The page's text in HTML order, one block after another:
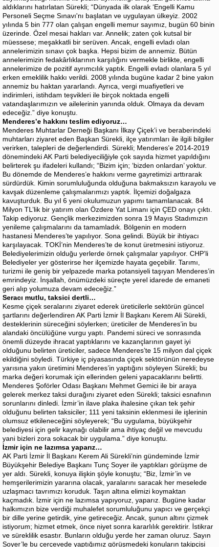
aldıklarını hatırlatan Sürekli; “Dünyada ilk olarak ‘Engelli Kamu
Personeli Seçme Sınavı'nı başlatan ve uygulayan ülkeyiz. 2002
yılında 5 bin 777 olan çalışan engelli memur sayımız, bugün 60 binin
üzerinde. Özel mesai hakları var. Annelik; zaten çok kutsal bir
müessese; meşakkatli bir serüven. Ancak, engelli evladı olan
annelerimizin sınavı çok başka. Hepsi bizim de annemiz. Bütün
annelerimizin fedakârlıklarının karşılığını vermekle birlikte, engelli
annelerimize de pozitif ayrımcılık yaptık. Engelli evladı olanlara 5 yıl
erken emeklilik hakkı verildi. 2008 yılında bugüne kadar 2 bine yakın
annemiz bu haktan yararlandı. Ayrıca, vergi muafiyetleri ve
indirimleri, istihdam teşvikleri ile birçok noktada engelli
vatandaşlarımızın ve ailelerinin yanında olduk. Olmaya da devam
edeceğiz.” diye konuştu.
Menderes’e hakkını teslim ediyoruz…
Menderes Muhtarlar Derneği Başkanı İlkay Çiçek’i ve beraberindeki
muhtarları ziyaret eden Başkan Sürekli, ilçe yatırımları ile ilgili bilgiler
verirken, talepleri de değerlendirdi. Sürekli; Menderes'e 2014-2019
dönemindeki AK Parti belediyeciliğiyle çok sayıda hizmet yapıldığını
belirterek şu ifadeleri kullandı; “Bizim için; ‘bizden onlardan’ yoktur.
Bu dönemde de Menderes’e hakkını verme gayretimizi arttırarak
sürdürdük. Kimin sorumluluğunda olduğuna bakmaksızın karayolu ve
kavşak düzenleme çalışmalarımızı yaptık. İlçemizi doğalgaza
kavuşturduk. Bu yıl 6 yeni okulumuzun yapımı tamamlanacak. 84
Milyon TL’lik bir yatırım olan Özdere Yat Limanı için ÇED onayı çıktı.
Takip ediyoruz. Gençlik merkezimizden sonra 19 Mayıs Stadımızın
yenileme çalışmalarını da tamamladık. Bölgenin en modern
hastanesi Menderes’te yapılıyor. Sona gelindi. Büyük bir ihtiyacı
karşılayacak. TOKİ’nin Menderes’te de konut üretmesini istiyoruz.
Belediyelerimizin olduğu yerlerde örnek çalışmalar yapılıyor. CHP’li
Belediyeler yer gösterirse her ilçemizde hayata geçebilir. Tarımı,
turizmi ile geniş bir yelpazede marka potansiyeli taşıyan Menderes’in
emrindeyiz. İnşallah, önümüzdeki süreçte yerel idarede de emaneti
geri alıp yolumuza devam edeceğiz.”
Seracı mutlu, taksici dertli…
Kesme çiçek seralarını ziyaret ederek üreticilerle sektörün güncel
şartlarını değerlendiren AK Parti İzmir İl Başkanı Kerem Ali Sürekli,
desteklerinin süreceğini söylerken; üreticiler de Menderes’in bu
alandaki öncülüğüne vurgu yaptı. Pandemi süreci ve sonrasında
önemli düzeyde ihracat yaptıklarını ve kazançlarının gayet iyi
olduğunu belirten üreticiler, sadece Menderes’te 15 milyon dal çiçek
ekildiğini söyledi. Türkiye iç piyasasında çiçek sektörünün neredeyse
yarısına yakın üretimini Menderes’in yaptığını söyleyen Sürekli; bu
marka değeri korumak için ellerinden geleni yapacaklarını belirtti.
Menderes Şoförler Odası Başkanı Mehmet Gemici ile bir araya
gelerek merkez taksi durağını ziyaret eden Sürekli; taksici esnafının
sorunlarını dinledi. İzmir’in ilave plaka ihalesine çıkan tek şehir
olduğunu belirten taksiciler; 111 yeni taksinin eklenmesi ile işlerinin
olumsuz etkileneceğini söyleyerek; “Bu uygulama, büyükşehir
belediyesi için gelir kaynağı olabilir ama ihtiyaç değil ve mevcudu
yani bizleri zora sokacak bir uygulama.” diye konuştu.
İzmir için ne lazımsa yaparız…
AK Parti İzmir İl Başkanı Kerem Ali Sürekli’nin gündeminde İzmir
Büyükşehir Belediye Başkanı Tunç Soyer ile yaptıkları görüşme de
yer aldı. Sürekli, konuya ilişkin şöyle konuştu; “Biz, İzmir’in ve
hemşerilerimizin yararına olacak, yaralarını saracak her meselede
uzlaşmacı tavrımızı koruduk. Taşın altına elimizi koymaktan
kaçmadık. İzmir için ne lazımsa yapıyoruz, yaparız. Bugüne kadar
halkımızın bize verdiği muhalefet sorumluluğunu yapıcı ve gerçekçi
bir dille yerine getirdik, yine getireceğiz. Ancak, şunun altını çizmek
istiyorum; hizmet etmek, önce niyet sonra kararlılık gerektirir. İstikrar
ve süreklilik esastır. Bunların olduğu yerde her zaman oluruz. Sayın
Soyer’le bu çerçevede yaptığımız görüşmedeki konuların takipçisi